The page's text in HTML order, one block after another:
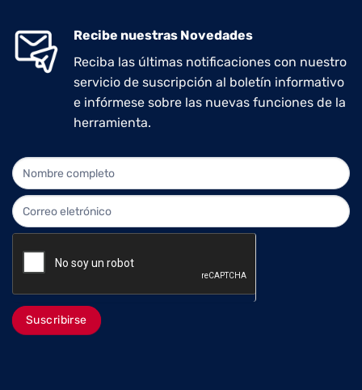
Recibe nuestras Novedades
Reciba las últimas notificaciones con nuestro
servicio de suscripción al boletín informativo
e infórmese sobre las nuevas funciones de la
herramienta.
NEWLETTER
Suscribirse